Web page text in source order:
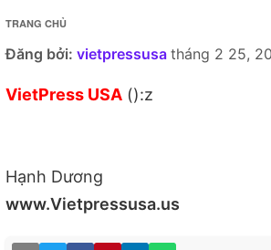
TRANG CHỦ
Đăng bởi: vietpressusa tháng 2 25,
VietPress USA ():z
Hạnh Dương
www.Vietpressusa.us